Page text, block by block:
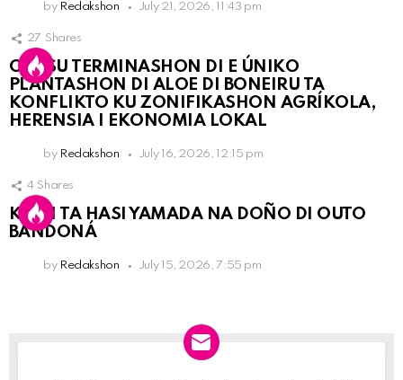
by Redakshon July 21, 2026, 11:43 pm
27 Shares
OLB SU TERMINASHON DI E ÚNIKO
PLANTASHON DI ALOE DI BONEIRU TA
KONFLIKTO KU ZONIFIKASHON AGRÍKOLA,
HERENSIA I EKONOMIA LOKAL
by Redakshon July 16, 2026, 12:15 pm
4 Shares
KPCN TA HASI YAMADA NA DOÑO DI OUTO
BANDONÁ
by Redakshon July 15, 2026, 7:55 pm